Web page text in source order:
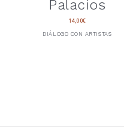
Palacios
14,00€
DIÁLOGO CON ARTISTAS